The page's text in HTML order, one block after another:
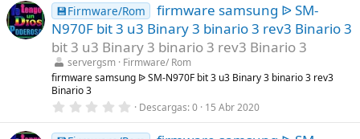
0
e
s
t
r
e
l
l
s
)
💾Firmware/Rom
firmware samsung ᐉ SM-
N970F bit 3 u3 Binary 3 binario 3 rev3 Binario 3
bit 3 u3 Binary 3 binario 3 rev3 Binario 3
servergsm Firmware/ Rom
firmware samsung ᐉ SM-N970F bit 3 u3 Binary 3 binario 3 rev3
Binario 3
0
0
Descargas 0 15 Abr 2020